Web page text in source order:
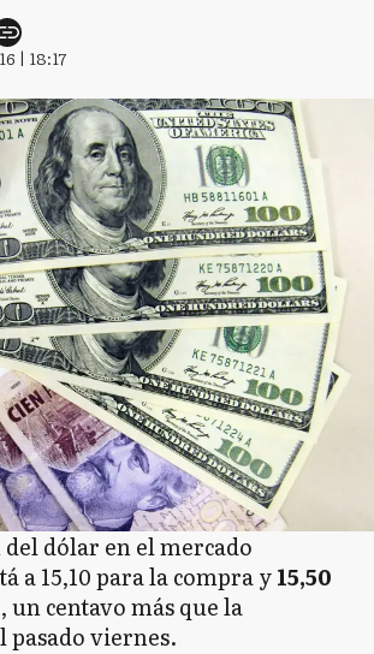
| 18:17
dólar en el mercado
a 15,10 para la compra y15,50
un centavo más que la
pasado viernes.